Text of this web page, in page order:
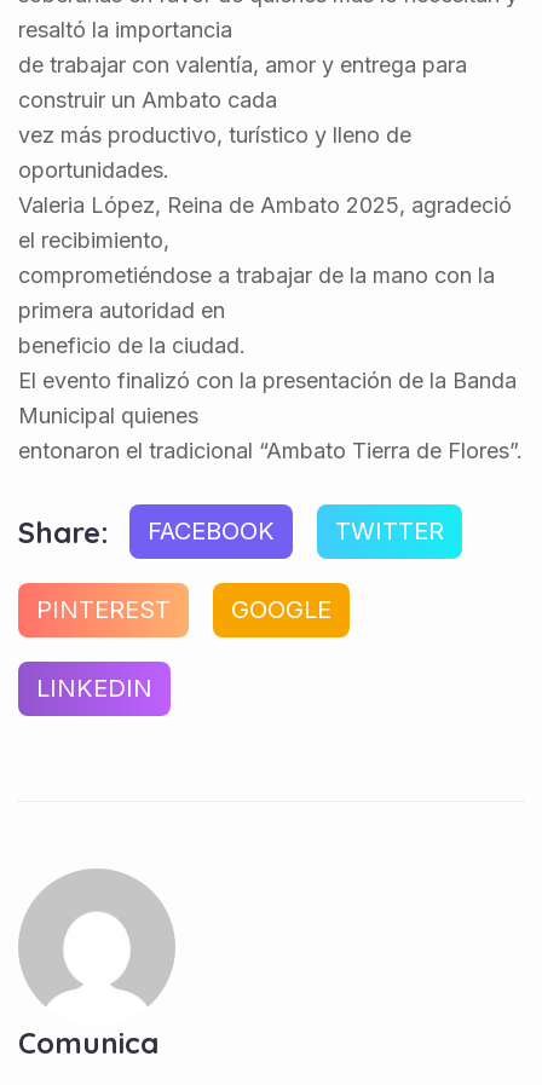
resaltó la importancia
de trabajar con valentía, amor y entrega para
construir un Ambato cada
vez más productivo, turístico y lleno de
oportunidades.
Valeria López, Reina de Ambato 2025, agradeció
el recibimiento,
comprometiéndose a trabajar de la mano con la
primera autoridad en
beneficio de la ciudad.
El evento finalizó con la presentación de la Banda
Municipal quienes
entonaron el tradicional “Ambato Tierra de Flores”.
Share: FACEBOOK TWITTER
PINTEREST GOOGLE
LINKEDIN
Comunica